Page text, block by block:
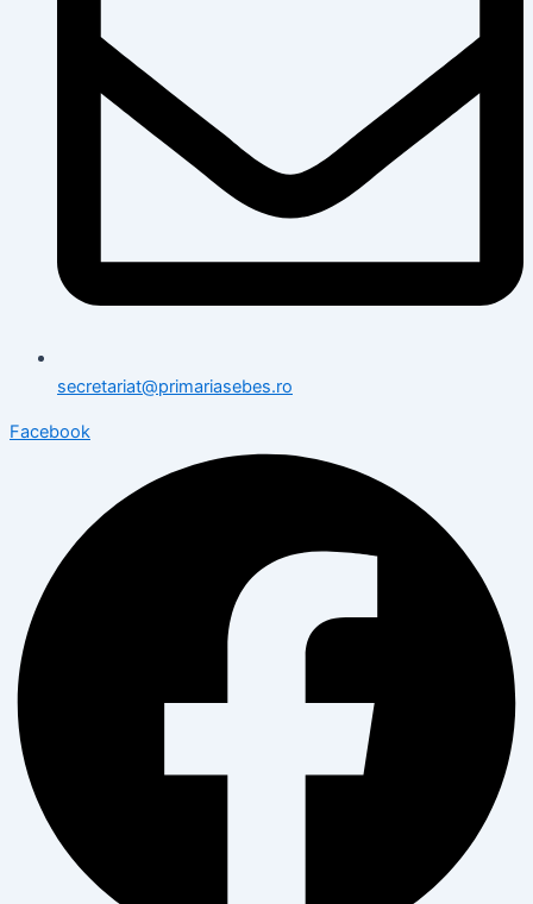
secretariat@primariasebes.ro
Facebook